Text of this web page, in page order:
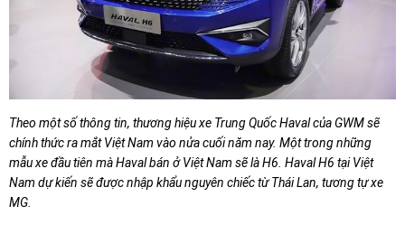
Theo một số thông tin, thương hiệu xe Trung Quốc Haval của GWM sẽ
chính thức ra mắt Việt Nam vào nửa cuối năm nay. Một trong những
mẫu xe đầu tiên mà Haval bán ở Việt Nam sẽ là H6. Haval H6 tại Việt
Nam dự kiến sẽ được nhập khẩu nguyên chiếc từ Thái Lan, tương tự xe
MG.